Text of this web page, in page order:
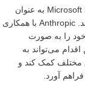
بازارهای ابری مانند AWS، Google Cloud و Microsoft Foundry به عنوان
زیرساخت‌های اصلی ارائه این خدمات شناخته می‌شوند. Anthropic با همکاری
را به صورت
می‌تواند به
مختلف کمک کند و
آورد.